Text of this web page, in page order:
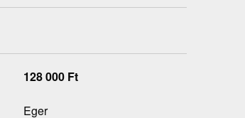
128 000 Ft
Eger